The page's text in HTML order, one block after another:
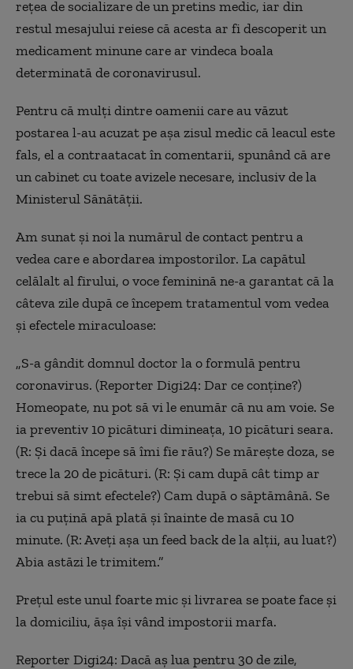
rețea de socializare de un pretins medic, iar din
restul mesajului reiese că acesta ar fi descoperit un
medicament minune care ar vindeca boala
determinată de coronavirusul.
Pentru că mulți dintre oamenii care au văzut
postarea l-au acuzat pe așa zisul medic că leacul este
fals, el a contraatacat în comentarii, spunând că are
un cabinet cu toate avizele necesare, inclusiv de la
Ministerul Sănătății.
Am sunat și noi la numărul de contact pentru a
vedea care e abordarea impostorilor. La capătul
celălalt al firului, o voce feminină ne-a garantat că la
câteva zile după ce începem tratamentul vom vedea
și efectele miraculoase:
„S-a gândit domnul doctor la o formulă pentru
coronavirus. (Reporter Digi24: Dar ce conține?)
Homeopate, nu pot să vi le enumăr că nu am voie. Se
ia preventiv 10 picături dimineața, 10 picături seara.
(R: Și dacă începe să îmi fie rău?) Se mărește doza, se
trece la 20 de picături. (R: Și cam după cât timp ar
trebui să simt efectele?) Cam după o săptămână. Se
ia cu puțină apă plată și înainte de masă cu 10
minute. (R: Aveți așa un feed back de la alții, au luat?)
Abia astăzi le trimitem.”
Prețul este unul foarte mic și livrarea se poate face și
la domiciliu, ășa își vând impostorii marfa.
Reporter Digi24: Dacă aș lua pentru 30 de zile,